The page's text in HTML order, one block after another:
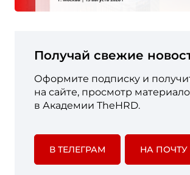
Получай свежие
Оформите подписку и
на сайте, просмотр
в Академии TheHRD.
В ТЕЛЕГРАМ НА ПОЧТУ